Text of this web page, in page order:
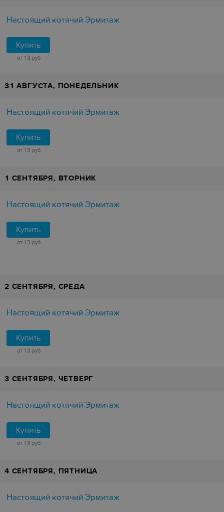
Настоящий котячий Эрмитаж
Купить
от 13 руб.
31 АВГУСТА, ПОНЕДЕЛЬНИК
Настоящий котячий Эрмитаж
Купить
от 13 руб.
1 СЕНТЯБРЯ, ВТОРНИК
Настоящий котячий Эрмитаж
Купить
от 13 руб.
2 СЕНТЯБРЯ, СРЕДА
Настоящий котячий Эрмитаж
Купить
от 13 руб.
3 СЕНТЯБРЯ, ЧЕТВЕРГ
Настоящий котячий Эрмитаж
Купить
от 13 руб.
4 СЕНТЯБРЯ, ПЯТНИЦА
Настоящий котячий Эрмитаж